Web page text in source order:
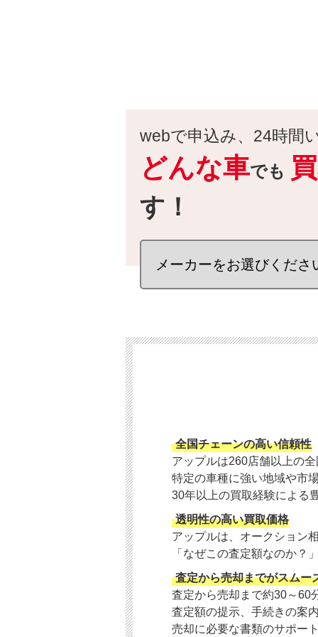
webで申込み、24時間
どんな車でも
す！
全国チェーンの高い信頼性
アップルは260店舗以上の
特定の車種に強い地域や市
30年以上の買取経験による
透明性の高い買取価格
アップルは、オークション
「なぜこの査定額なのか？
査定から売却までがスムー
査定から売却まで約30～60
査定額の提示、手続きの案
売却に必要な書類のサポー